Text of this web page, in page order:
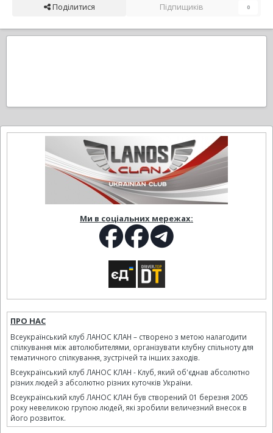
Поділитися Підпищиків 0
Ми в соціальних мережах:
ПРО НАС
Всеукраїнський клуб ЛАНОС КЛАН – створено з метою налагодити
спілкування між автолюбителями, організувати клубну спільноту для
тематичного спілкування, зустрічей та інших заходів.
Всеукраїнський клуб ЛАНОС КЛАН - Клуб, який об'єднав абсолютно
різних людей з абсолютно різних куточків України.
Всеукраїнський клуб ЛАНОС КЛАН був створений 01 березня 2005
року невеликою групою людей, які зробили величезний внесок в
його розвиток.